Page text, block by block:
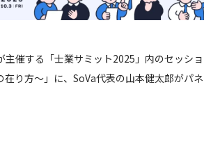
催する「士業サミット2025」内のセッシ
り方～」に、SoVa代表の山本健太郎がパ